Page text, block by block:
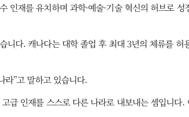
인재를 유치하며 과학·예술·기술 혁신의 허브로
니다. 캐나다는 대학 졸업 후 최대 3년의 체류를
라”고 말하고 있습니다.
급 인재를 스스로 다른 나라로 내보내는 셈입니